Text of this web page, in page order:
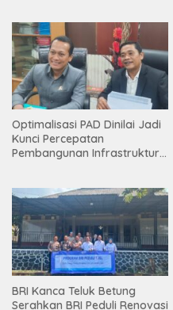
Optimalisasi PAD Dinilai Jadi
Kunci Percepatan
Pembangunan Infrastruktur
BRI Kanca Teluk Betung
Serahkan BRI Peduli Renovasi